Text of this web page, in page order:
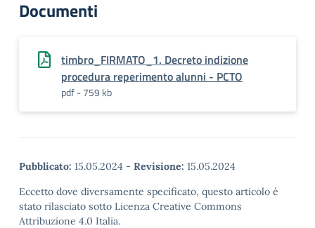
Documenti
timbro_FIRMATO_1. Decreto indizione
procedura reperimento alunni - PCTO
pdf - 759 kb
Pubblicato: 15.05.2024 - Revisione: 15.05.2024
Eccetto dove diversamente specificato, questo articolo è
stato rilasciato sotto Licenza Creative Commons
Attribuzione 4.0 Italia.